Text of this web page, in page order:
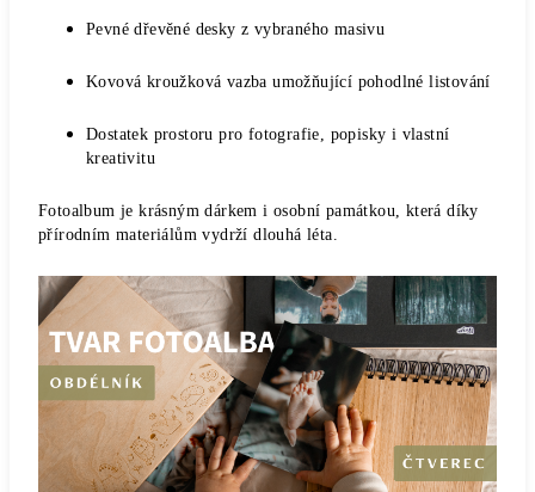
Pevné dřevěné desky z vybraného masivu
Kovová kroužková vazba umožňující pohodlné listování
Dostatek prostoru pro fotografie, popisky i vlastní
kreativitu
Fotoalbum je krásným dárkem i osobní památkou, která díky
přírodním materiálům vydrží dlouhá léta.